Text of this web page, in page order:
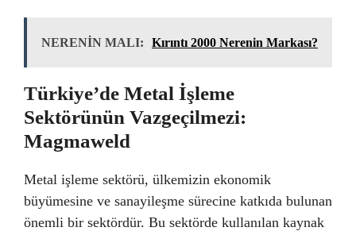
NERENİN MALI: Kırıntı 2000 Nerenin Markası?
Türkiye’de Metal İşleme
Sektörünün Vazgeçilmezi:
Magmaweld
Metal işleme sektörü, ülkemizin ekonomik
büyümesine ve sanayileşme sürecine katkıda bulunan
önemli bir sektördür. Bu sektörde kullanılan kaynak